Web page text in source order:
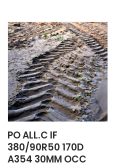
PO ALL.C IF
380/90R50 170D
A354 30MM OCC